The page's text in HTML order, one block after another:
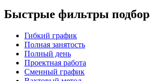
Быстрые фильтры
Гибкий график
Полная занятость
Полный день
Проектная работа
Сменный график